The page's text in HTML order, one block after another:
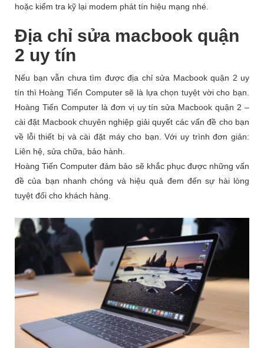
hoặc kiểm tra kỹ lại modem phát tín hiệu mạng nhé.
Địa chỉ sửa macbook quận
2 uy tín
Nếu bạn vẫn chưa tìm được địa chỉ sửa Macbook quận 2 uy
tín thì Hoàng Tiến Computer sẽ là lựa chọn tuyệt vời cho bạn.
Hoàng Tiến Computer là đơn vị uy tín sửa Macbook quận 2 –
cài đặt Macbook chuyên nghiệp giải quyết các vấn đề cho bạn
về lỗi thiết bị và cài đặt máy cho bạn. Với uy trình đơn giản:
Liên hệ, sửa chữa, bảo hành.
Hoàng Tiến Computer đảm bảo sẽ khắc phục được những vấn
đề của bạn nhanh chóng và hiệu quả đem đến sự hài lòng
tuyệt đối cho khách hàng.